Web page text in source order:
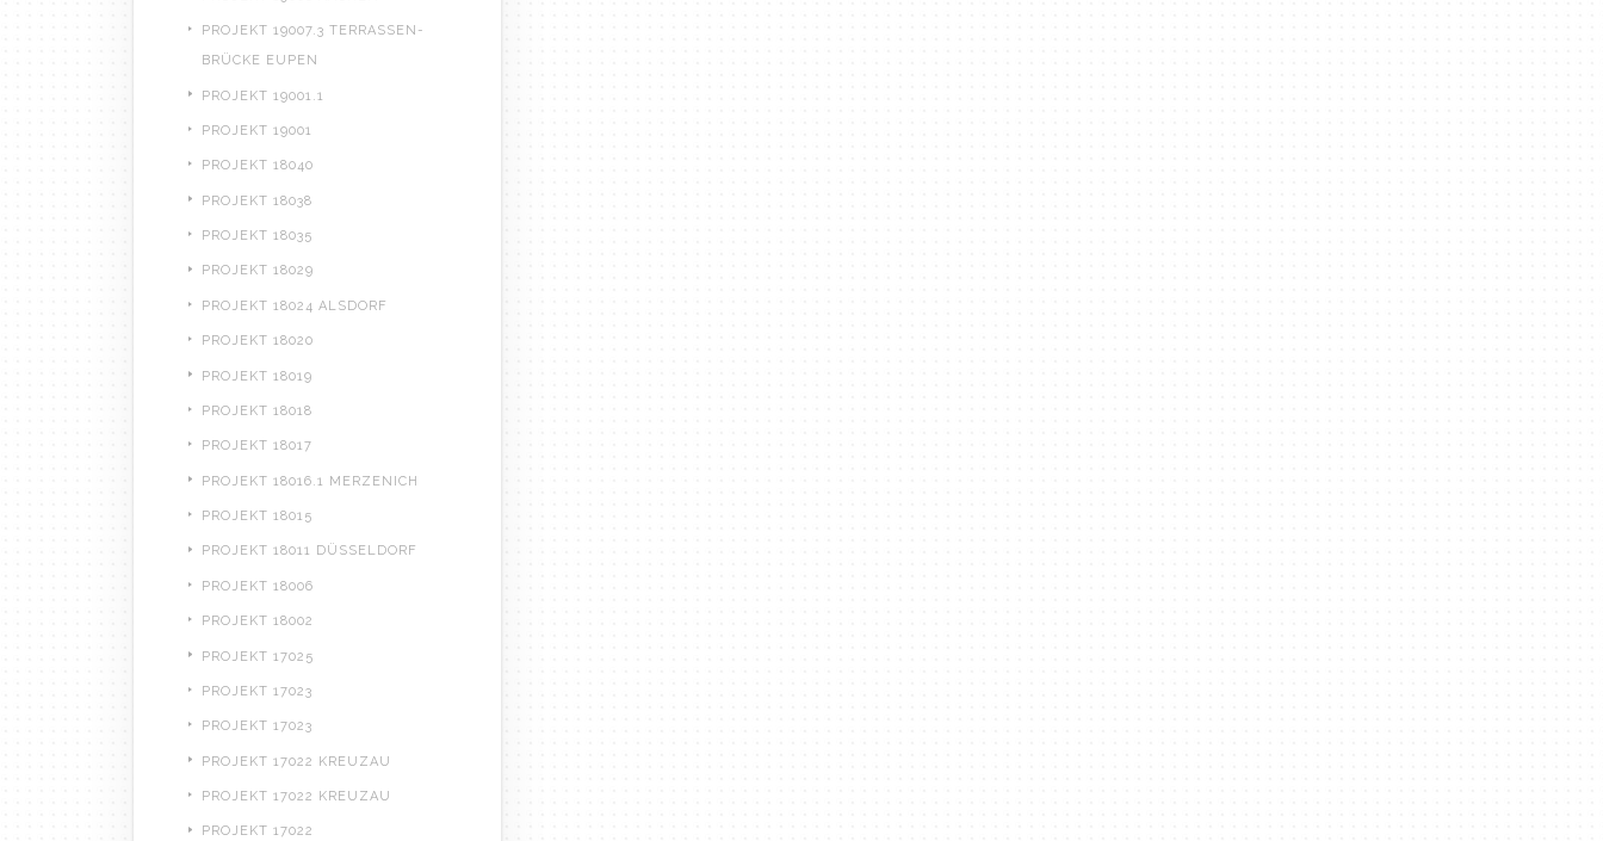
PROJEKT 19007.3 TERRASSEN-
BRÜCKE EUPEN
PROJEKT 19001.1
PROJEKT 19001
PROJEKT 18040
PROJEKT 18038
PROJEKT 18035
PROJEKT 18029
PROJEKT 18024 ALSDORF
PROJEKT 18020
PROJEKT 18019
PROJEKT 18018
PROJEKT 18017
PROJEKT 18016.1 MERZENICH
PROJEKT 18015
PROJEKT 18011 DÜSSELDORF
PROJEKT 18006
PROJEKT 18002
PROJEKT 17025
PROJEKT 17023
PROJEKT 17023
PROJEKT 17022 KREUZAU
PROJEKT 17022 KREUZAU
PROJEKT 17022